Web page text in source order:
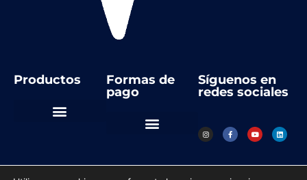
Productos
Formas de
pago
Síguenos en
redes sociales